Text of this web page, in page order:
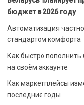
бюджет в 2026 году
Автоматизация
стандартом комфорта
Как быстро
на своём аккаунте
Как маркетплейсы
последние годы